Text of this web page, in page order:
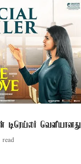
வெளியானது